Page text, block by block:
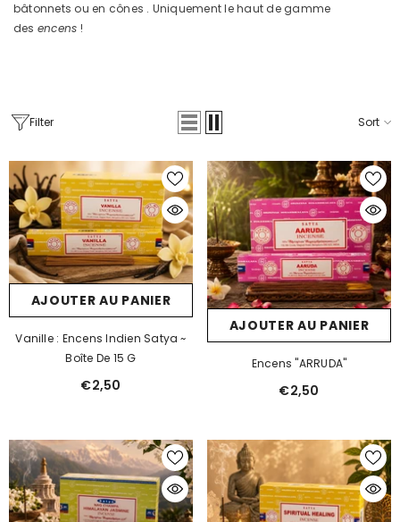
bâtonnets ou en cônes . Uniquement le haut de gamme
des encens !
Filter Sort
AJOUTER AU PANIER
Vanille : Encens Indien Satya ~
Boîte De 15 G
€2,50
AJOUTER AU PANIER
Encens "ARRUDA"
€2,50